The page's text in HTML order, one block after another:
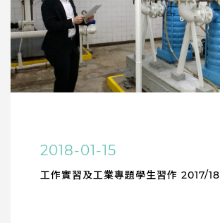
2018-01-15
工作實習及工業專題學生習作 2017/18